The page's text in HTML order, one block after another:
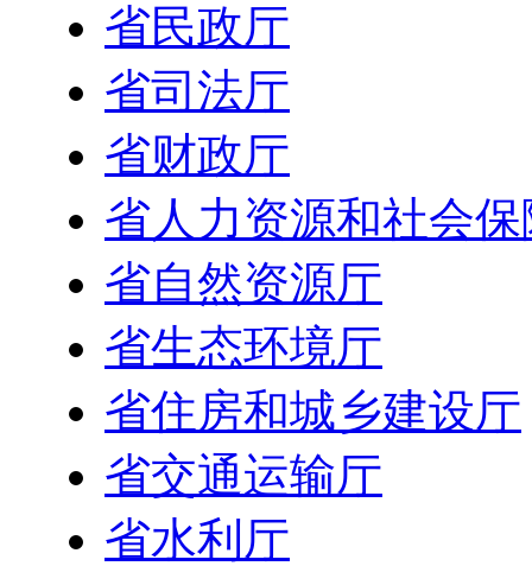
省民政厅
省司法厅
省财政厅
省人力资源和社会
省自然资源厅
省生态环境厅
省住房和城乡建设厅
省交通运输厅
省水利厅